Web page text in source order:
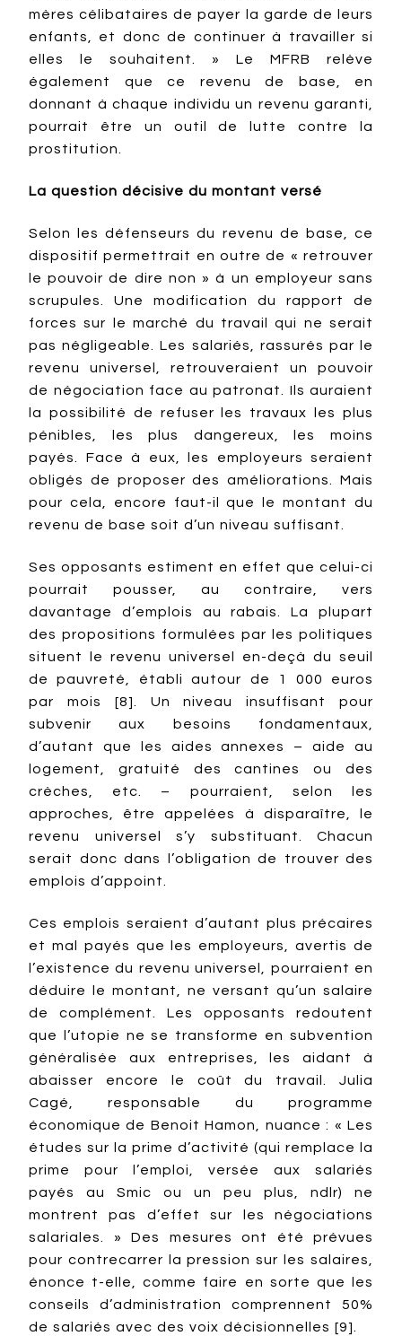
mères célibataires de payer la garde de leurs
enfants, et donc de continuer à travailler si
elles le souhaitent. » Le MFRB relève
également que ce revenu de base, en
donnant à chaque individu un revenu garanti,
pourrait être un outil de lutte contre la
prostitution.
La question décisive du montant versé
Selon les défenseurs du revenu de base, ce
dispositif permettrait en outre de « retrouver
le pouvoir de dire non » à un employeur sans
scrupules. Une modification du rapport de
forces sur le marché du travail qui ne serait
pas négligeable. Les salariés, rassurés par le
revenu universel, retrouveraient un pouvoir
de négociation face au patronat. Ils auraient
la possibilité de refuser les travaux les plus
pénibles, les plus dangereux, les moins
payés. Face à eux, les employeurs seraient
obligés de proposer des améliorations. Mais
pour cela, encore faut-il que le montant du
revenu de base soit d’un niveau suffisant.
Ses opposants estiment en effet que celui-ci
pourrait pousser, au contraire, vers
davantage d’emplois au rabais. La plupart
des propositions formulées par les politiques
situent le revenu universel en-deçà du seuil
de pauvreté, établi autour de 1 000 euros
par mois [8]. Un niveau insuffisant pour
subvenir aux besoins fondamentaux,
d’autant que les aides annexes – aide au
logement, gratuité des cantines ou des
crèches, etc. – pourraient, selon les
approches, être appelées à disparaître, le
revenu universel s’y substituant. Chacun
serait donc dans l’obligation de trouver des
emplois d’appoint.
Ces emplois seraient d’autant plus précaires
et mal payés que les employeurs, avertis de
l’existence du revenu universel, pourraient en
déduire le montant, ne versant qu’un salaire
de complément. Les opposants redoutent
que l’utopie ne se transforme en subvention
généralisée aux entreprises, les aidant à
abaisser encore le coût du travail. Julia
Cagé, responsable du programme
économique de Benoit Hamon, nuance : « Les
études sur la prime d’activité (qui remplace la
prime pour l’emploi, versée aux salariés
payés au Smic ou un peu plus, ndlr) ne
montrent pas d’effet sur les négociations
salariales. » Des mesures ont été prévues
pour contrecarrer la pression sur les salaires,
énonce t-elle, comme faire en sorte que les
conseils d’administration comprennent 50%
de salariés avec des voix décisionnelles [9].